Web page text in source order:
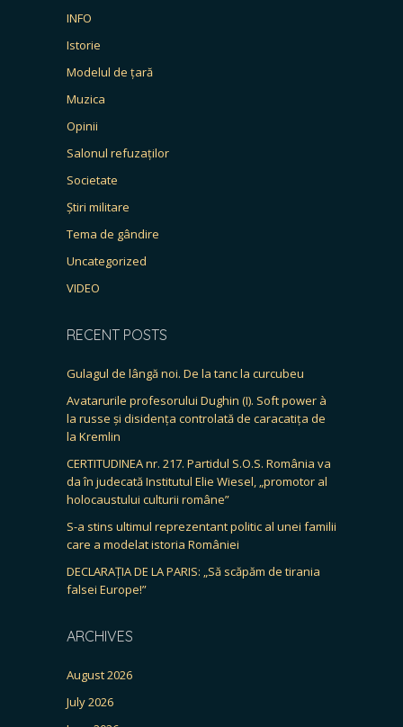
INFO
Istorie
Modelul de țară
Muzica
Opinii
Salonul refuzaților
Societate
Știri militare
Tema de gândire
Uncategorized
VIDEO
RECENT POSTS
Gulagul de lângă noi. De la tanc la curcubeu
Avatarurile profesorului Dughin (I). Soft power à
la russe și disidența controlată de caracatița de
la Kremlin
CERTITUDINEA nr. 217. Partidul S.O.S. România va
da în judecată Institutul Elie Wiesel, „promotor al
holocaustului culturii române”
S-a stins ultimul reprezentant politic al unei familii
care a modelat istoria României
DECLARAȚIA DE LA PARIS: „Să scăpăm de tirania
falsei Europe!”
ARCHIVES
August 2026
July 2026